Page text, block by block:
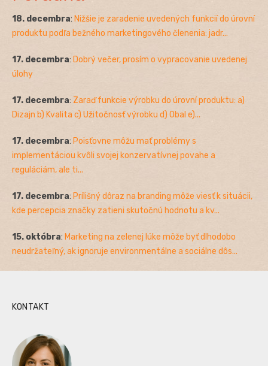
18. decembra: Nižšie je zaradenie uvedených funkcií do úrovní
produktu podľa bežného marketingového členenia: jadr...
17. decembra: Dobrý večer, prosím o vypracovanie uvedenej
úlohy
17. decembra: Zaraď funkcie výrobku do úrovní produktu: a)
Dizajn b) Kvalita c) Užitočnosť výrobku d) Obal e)...
17. decembra: Poisťovne môžu mať problémy s
implementáciou kvôli svojej konzervatívnej povahe a
reguláciám, ale ti...
17. decembra: Prílišný dôraz na branding môže viesť k situácii,
kde percepcia značky zatieni skutočnú hodnotu a kv...
15. októbra: Marketing na zelenej lúke môže byť dlhodobo
neudržateľný, ak ignoruje environmentálne a sociálne dôs...
KONTAKT